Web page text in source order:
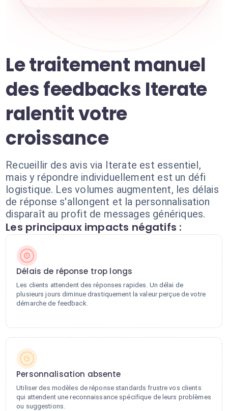
Le traitement manuel
des feedbacks Iterate
ralentit votre
croissance
Recueillir des avis via Iterate est essentiel,
mais y répondre individuellement est un défi
logistique. Les volumes augmentent, les délais
de réponse s'allongent et la personnalisation
disparaît au profit de messages génériques.
Les principaux impacts négatifs :
Délais de réponse trop longs
Les clients attendent des réponses rapides. Un délai de
plusieurs jours diminue drastiquement la valeur perçue de votre
démarche de feedback.
Personnalisation absente
Utiliser des modèles de réponse standards frustre vos clients
qui attendent une reconnaissance spécifique de leurs problèmes
ou suggestions.